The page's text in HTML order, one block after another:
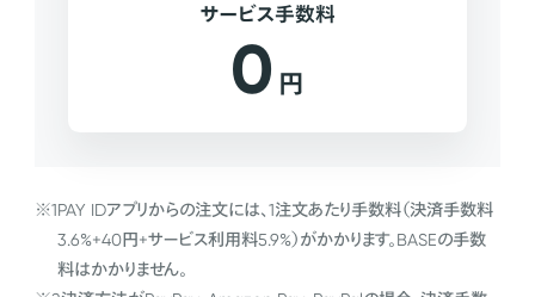
サービス手数料
0 円
※1PAY IDアプリからの注文には、1注文あたり手数料（決済手数料
3.6%+40円+サービス利用料5.9%）がかかります。BASEの手数
料はかかりません。